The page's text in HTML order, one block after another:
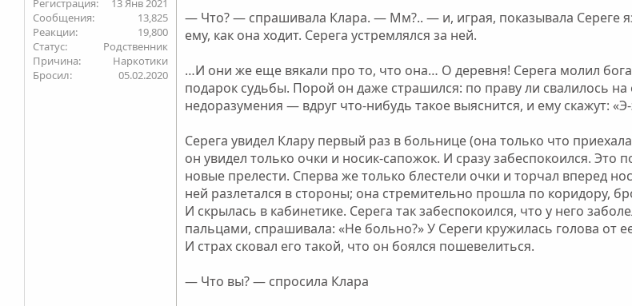
13,825
19,800
Статус
Родственник
Причина
Наркотики
Бросил
05.02.2020
— Что? — спрашивала Клара. — Мм?.. — и, играя, показывала Сереге
ему, как она ходит. Серега устремлялся за ней.
…И они же еще вякали про то, что она… О деревня! Серега молил
подарок судьбы. Порой он даже страшился: по праву ли свалилось на
недоразумения — вдруг что-нибудь такое выяснится, и ему скажут:
Серега увидел Клару первый раз в больнице (она только что
он увидел только очки и носик-сапожок. И сразу забеспокоился.
новые прелести. Сперва же только блестели очки и торчал вперед
ней разлетался в стороны; она стремительно прошла по коридору,
И скрылась в кабинетике. Серега так забеспокоился, что у него
пальцами, спрашивала: «Не больно?» У Сереги кружилась голова от
И страх сковал его такой, что он боялся пошевелиться.
— Что вы? — спросила Клара